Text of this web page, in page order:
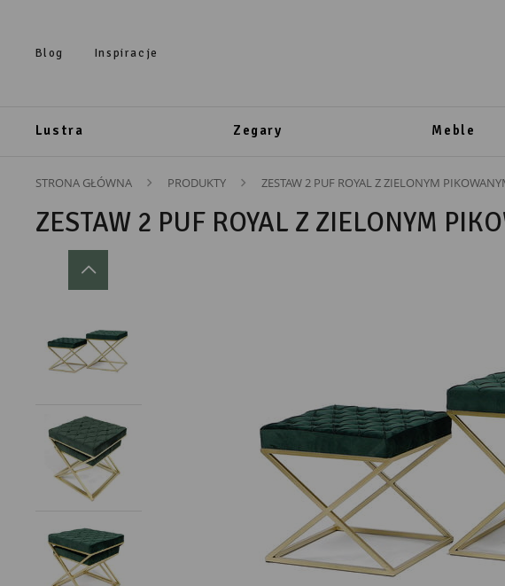
Blog Inspiracje
Lustra Zegary Meble
STRONA GŁÓWNA PRODUKTY ZESTAW 2 PUF ROYAL Z ZIELONYM
ZESTAW 2 PUF ROYAL Z ZIELONYM